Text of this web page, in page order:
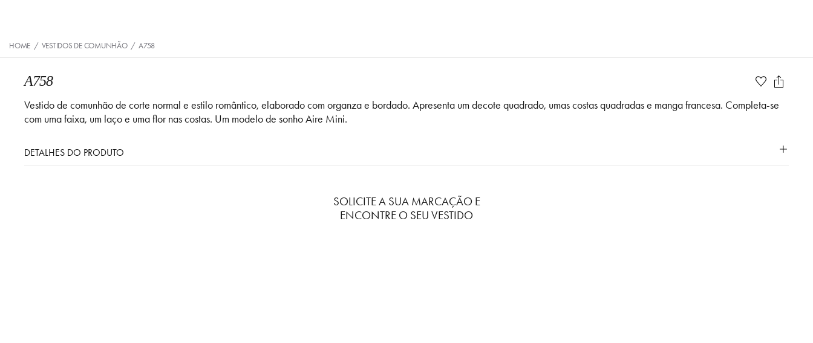
HOME / VESTIDOS DE COMUNHÃO / A758
A758
Vestido de comunhão de corte normal e estilo romântico, elaborado com organza e bordado. Apresenta um decote quadrado, umas costas quadradas e manga francesa. Completa-se
com uma faixa, um laço e uma flor nas costas. Um modelo de sonho Aire Mini.
DETALHES DO PRODUTO
SOLICITE A SUA MARCAÇÃO E
ENCONTRE O SEU VESTIDO